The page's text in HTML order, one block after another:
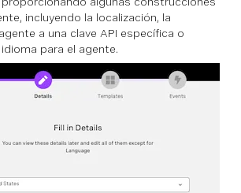
incluyendo la localización, la
a una clave API específica o
para el agente.